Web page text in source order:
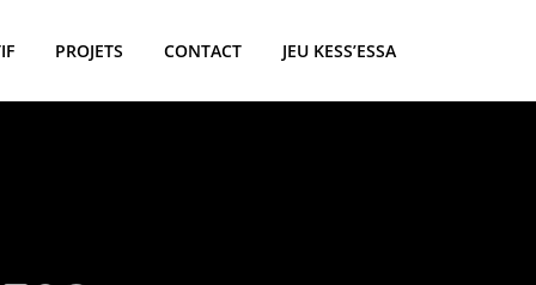
PROJETS CONTACT JEU KESS’ESSA